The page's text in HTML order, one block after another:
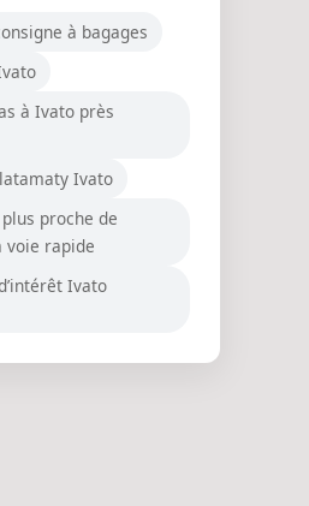
à bagages
à Ivato près
Ivato
proche de
voie rapide
Ivato